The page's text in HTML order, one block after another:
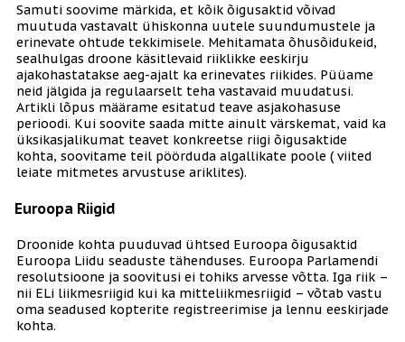
Samuti soovime märkida, et kõik õigusaktid võivad
muutuda vastavalt ühiskonna uutele suundumustele ja
erinevate ohtude tekkimisele. Mehitamata õhusõidukeid,
sealhulgas droone käsitlevaid riiklikke eeskirju
ajakohastatakse aeg-ajalt ka erinevates riikides. Püüame
neid jälgida ja regulaarselt teha vastavaid muudatusi.
Artikli lõpus määrame esitatud teave asjakohasuse
perioodi. Kui soovite saada mitte ainult värskemat, vaid ka
üksikasjalikumat teavet konkreetse riigi õigusaktide
kohta, soovitame teil pöörduda algallikate poole ( viited
leiate mitmetes arvustuse ariklites).
Euroopa Riigid
Droonide kohta puuduvad ühtsed Euroopa õigusaktid
Euroopa Liidu seaduste tähenduses. Euroopa Parlamendi
resolutsioone ja soovitusi ei tohiks arvesse võtta. Iga riik –
nii ELi liikmesriigid kui ka mitteliikmesriigid – võtab vastu
oma seadused kopterite registreerimise ja lennu eeskirjade
kohta.